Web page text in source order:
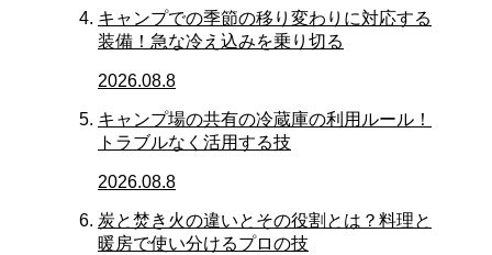
キャンプでの季節の移り変わりに対応する
装備！急な冷え込みを乗り切る
2026.08.8
キャンプ場の共有の冷蔵庫の利用ルール！
トラブルなく活用する技
2026.08.8
炭と焚き火の違いとその役割とは？料理と
暖房で使い分けるプロの技